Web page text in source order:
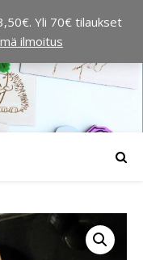
Yli 70€ tilaukset
ilmoitus